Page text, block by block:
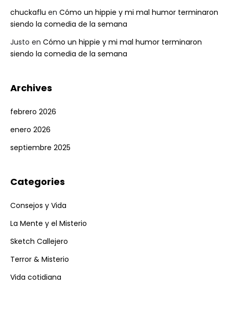
chuckaflu en Cómo un hippie y mi mal humor terminaron
siendo la comedia de la semana
Justo en Cómo un hippie y mi mal humor terminaron
siendo la comedia de la semana
Archives
febrero 2026
enero 2026
septiembre 2025
Categories
Consejos y Vida
La Mente y el Misterio
Sketch Callejero
Terror & Misterio
Vida cotidiana